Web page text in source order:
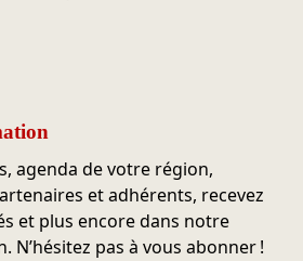
agenda de votre région,
et adhérents, recevez
et plus encore dans notre
N’hésitez pas à vous abonner !